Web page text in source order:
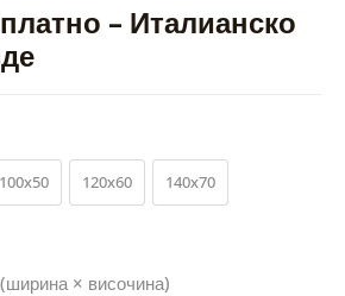
– Италианско
100x50 120x60 140x70
× височина)